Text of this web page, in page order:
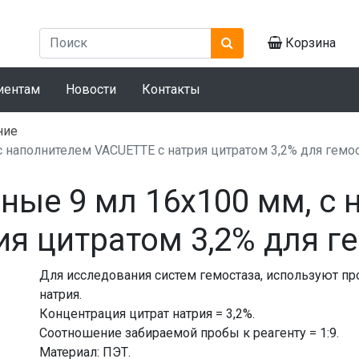
Корзина
Новости Контакты
VACUETTE с натрия цитратом 3,2% для
9 мл 16х100 мм, с
цитратом 3,2% для
Для исследования систем гемостаза, используют
натрия.
Концентрация цитрат натрия = 3,2%.
Соотношение забираемой пробы к реагенту = 1:9.
Материал: ПЭТ.